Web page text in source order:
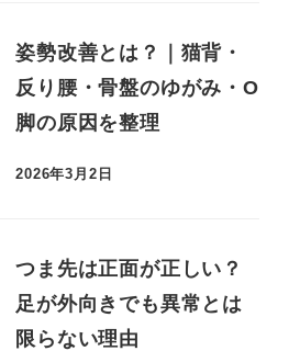
姿勢改善とは？｜猫背・
反り腰・骨盤のゆがみ・O
脚の原因を整理
2026年3月2日
つま先は正面が正しい？
足が外向きでも異常とは
限らない理由